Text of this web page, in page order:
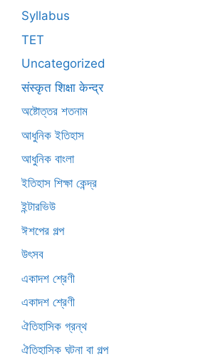
Syllabus
TET
Uncategorized
संस्कृत शिक्षा केन्द्र
অষ্টোত্তর শতনাম
আধুনিক ইতিহাস
আধুনিক বাংলা
ইতিহাস শিক্ষা কেন্দ্র
ইন্টারভিউ
ঈশপের গল্প
উৎসব
একাদশ শ্রেণী
একাদশ শ্রেণী
ঐতিহাসিক গ্রন্থ
ঐতিহাসিক ঘটনা বা গল্প